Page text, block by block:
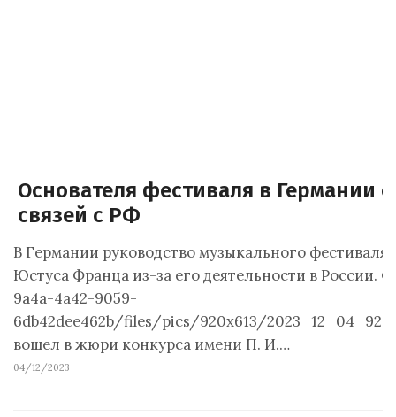
Основателя фестиваля в Германии
связей с РФ
В Германии руководство музыкального
Юстуса Франца из-за его деятельности в
9a4a-4a42-9059-
6db42dee462b/files/pics/920x613/
вошел в жюри конкурса имени П. И.…
04/12/2023